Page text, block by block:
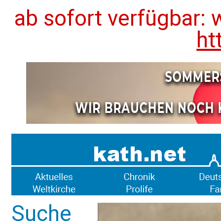
ab sofort verfügbar:
Suche